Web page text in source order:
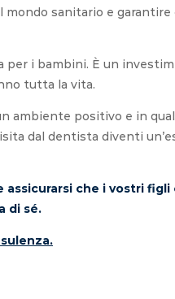
mondo sanitario e
per i bambini. È un
tutta la vita.
ambiente positivo e in
dal dentista diventi
che i vostri figli
di sé.